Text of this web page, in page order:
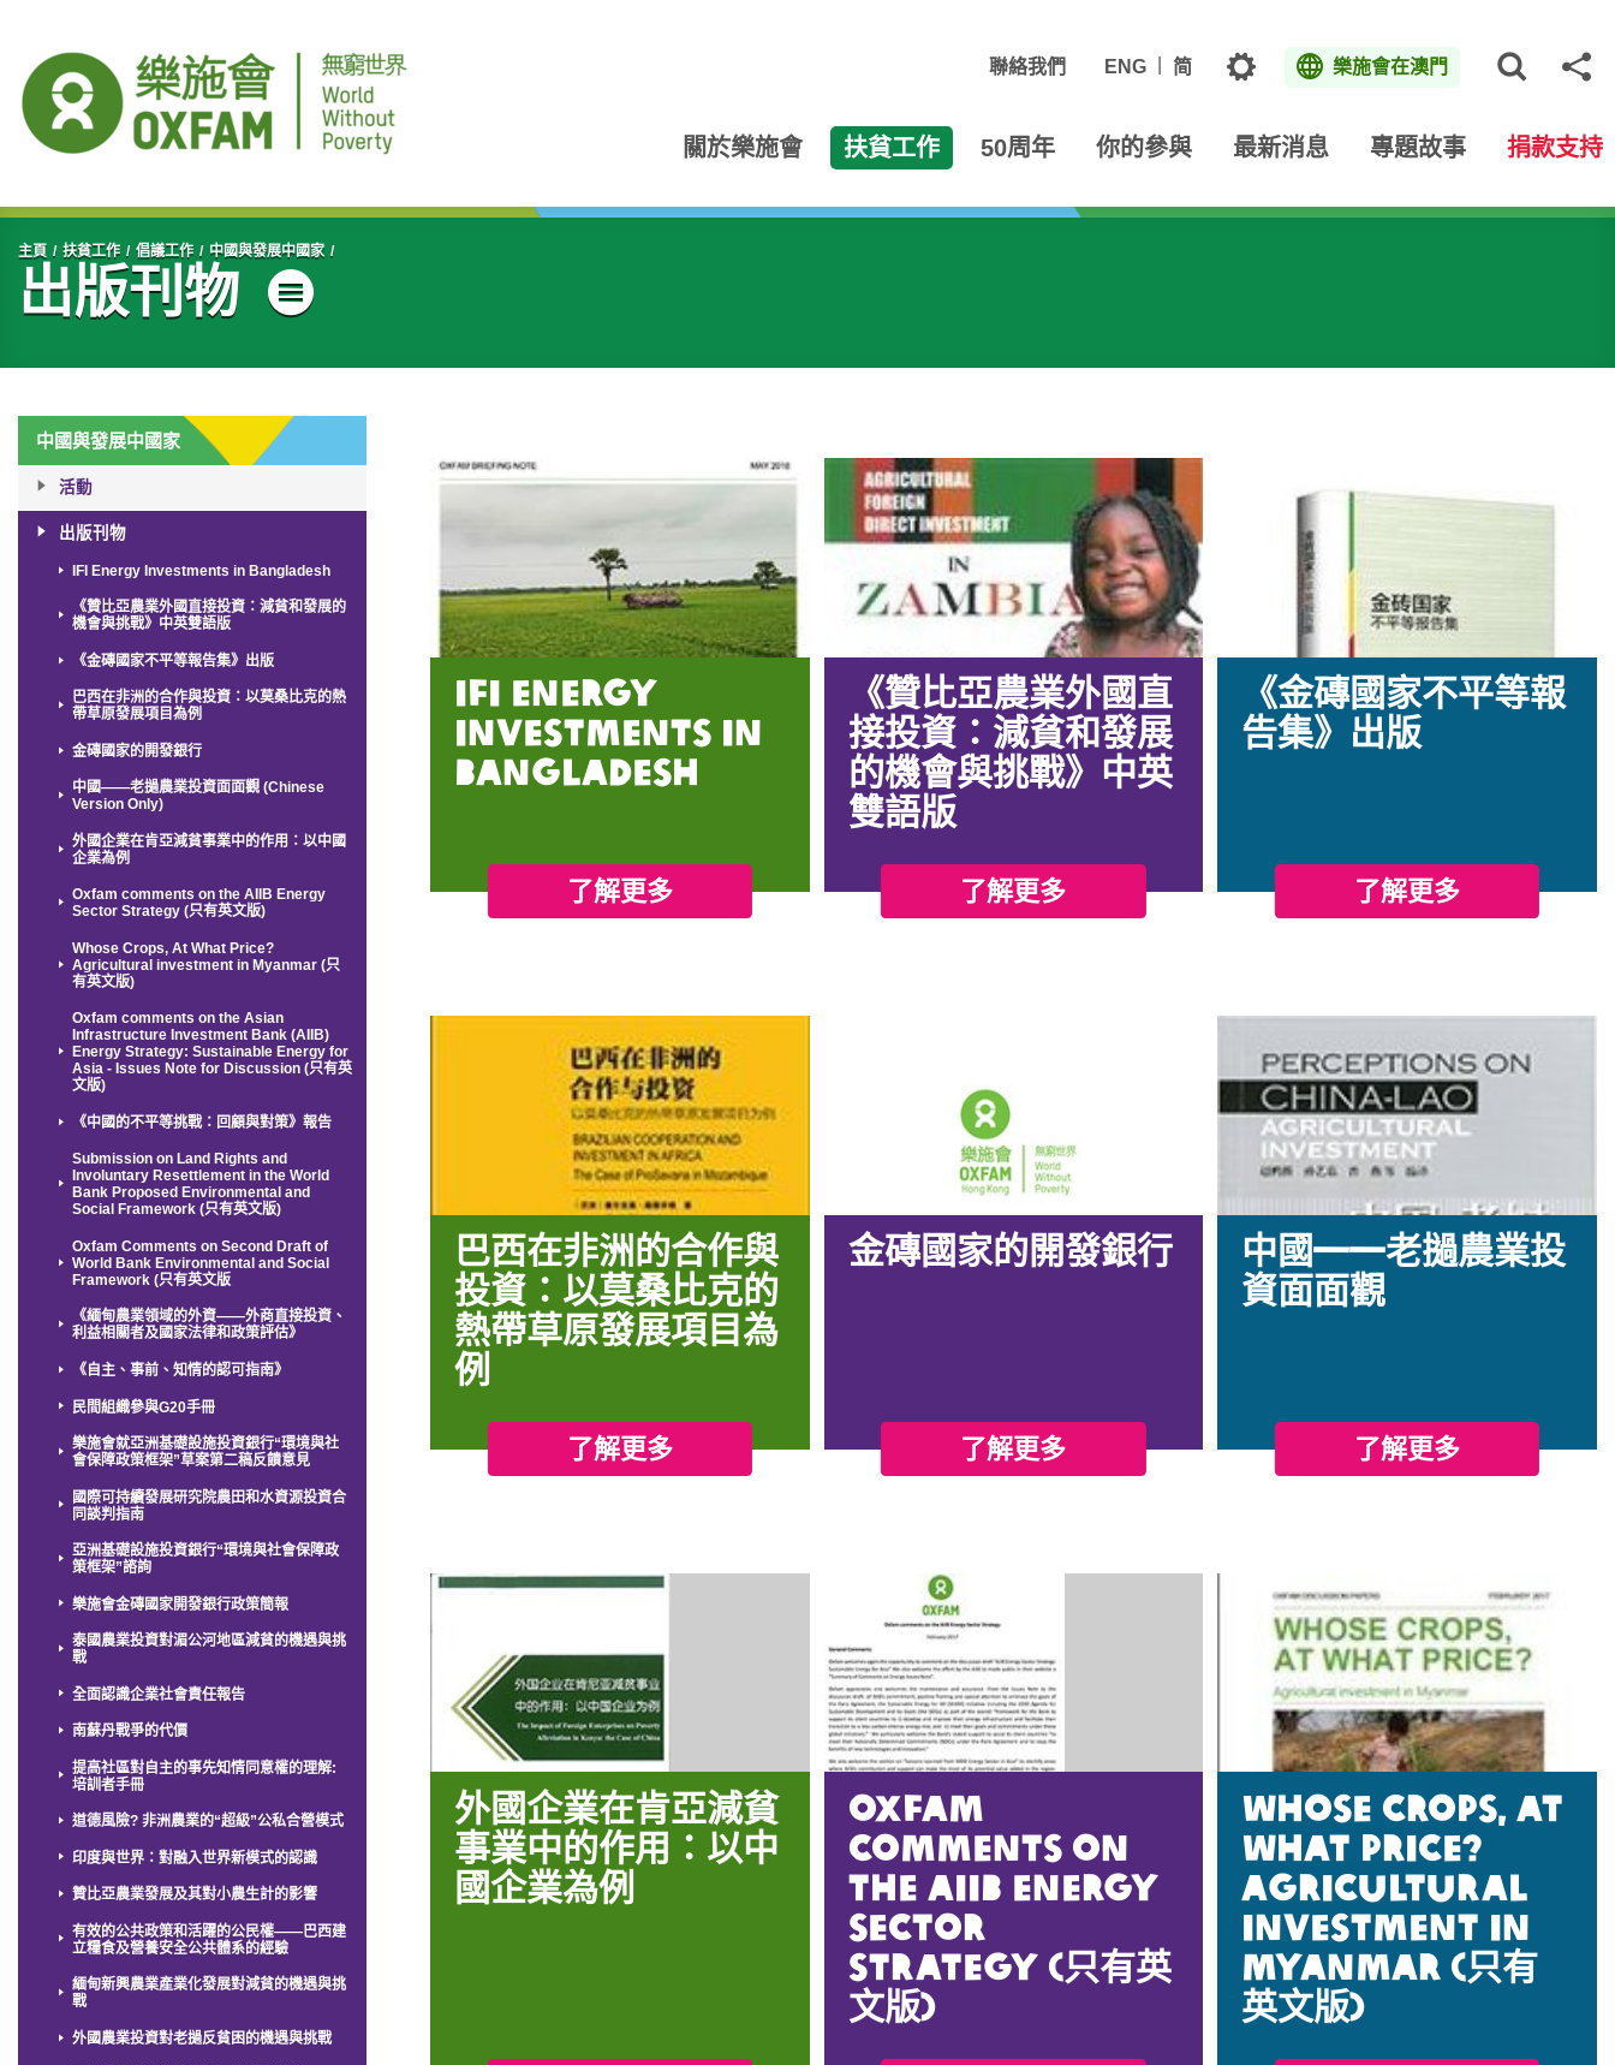
聯絡我們 ENG 简 主題 樂施會在澳門
關於樂施會 扶貧工作 50周年 你的參與 最新消息 專題故事 捐款支持
開始主要內容
主頁 扶貧工作 倡議工作 中國與發展中國家
出版刊物 目錄
中國與發展中國家
活動
出版刊物
IFI Energy Investments in Bangladesh
《贊比亞農業外國直接投資：減貧和發展的
機會與挑戰》中英雙語版
《金磚國家不平等報告集》出版
巴西在非洲的合作與投資：以莫桑比克的熱
帶草原發展項目為例
金磚國家的開發銀行
中國——老撾農業投資面面觀 (Chinese
Version Only)
外國企業在肯亞減貧事業中的作用：以中國
企業為例
Oxfam comments on the AIIB Energy
Sector Strategy (只有英文版)
Whose Crops, At What Price?
Agricultural investment in Myanmar (只
有英文版)
Oxfam comments on the Asian
Infrastructure Investment Bank (AIIB)
Energy Strategy: Sustainable Energy for
Asia - Issues Note for Discussion (只有英
文版)
《中國的不平等挑戰：回顧與對策》報告
Submission on Land Rights and
Involuntary Resettlement in the World
Bank Proposed Environmental and
Social Framework (只有英文版)
Oxfam Comments on Second Draft of
World Bank Environmental and Social
Framework (只有英文版
《緬甸農業領域的外資——外商直接投資、
利益相關者及國家法律和政策評估》
《自主、事前、知情的認可指南》
民間組織參與G20手冊
樂施會就亞洲基礎設施投資銀行“環境與社
會保障政策框架”草案第二稿反饋意見
國際可持續發展研究院農田和水資源投資合
同談判指南
亞洲基礎設施投資銀行“環境與社會保障政
策框架”諮詢
樂施會金磚國家開發銀行政策簡報
泰國農業投資對湄公河地區減貧的機遇與挑
戰
全面認識企業社會責任報告
南蘇丹戰爭的代價
提高社區對自主的事先知情同意權的理解:
培訓者手冊
道德風險? 非洲農業的“超級”公私合營模式
印度與世界：對融入世界新模式的認識
贊比亞農業發展及其對小農生計的影響
有效的公共政策和活躍的公民權——巴西建
立糧食及營養安全公共體系的經驗
緬甸新興農業產業化發展對減貧的機遇與挑
戰
外國農業投資對老撾反貧困的機遇與挑戰
IFI Energy
Investments in
Bangladesh
了解更多
《贊比亞農業外國直
接投資：減貧和發展
的機會與挑戰》中英
雙語版
了解更多
《金磚國家不平等報
告集》出版
了解更多
巴西在非洲的合作與
投資：以莫桑比克的
熱帶草原發展項目為
例
了解更多
金磚國家的開發銀行
了解更多
中國——老撾農業投
資面面觀
了解更多
外國企業在肯亞減貧
事業中的作用：以中
國企業為例
Oxfam
comments on
the AIIB Energy
Sector
Strategy (只有英
文版)
Whose Crops, At
What Price?
Agricultural
investment in
Myanmar (只有
英文版)